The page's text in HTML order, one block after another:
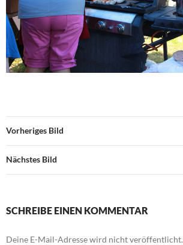
Vorheriges Bild
Nächstes Bild
SCHREIBE EINEN KOMMENTAR
Deine E-Mail-Adresse wird nicht veröffentlicht.